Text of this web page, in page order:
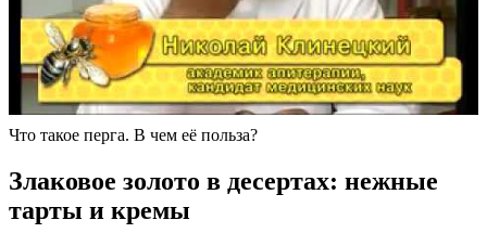
Что такое перга. В чем её польза?
Злаковое золото в десертах: нежные
тарты и кремы